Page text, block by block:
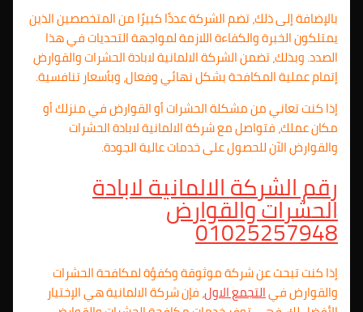
بالإضافة إلى ذلك، تضم الشركة عددًا كبيرًا من المتخصصين الذين
يمتلكون الخبرة والكفاءة اللازمة لمواجهة التحديات في هذا
الصدد. وبذلك، تضمن الشركة الالمانية لابادة الحشرات والقوارض
إتمام عملية المكافحة بشكل نهائي وفعال، وبأسعار تنافسية.
إذا كنت تعاني من مشكلة الحشرات أو القوارض في منزلك أو
مكان عملك، فتواصل مع شركة الالمانية لابادة الحشرات
والقوارض الآن للحصول على خدمات عالية الجودة.
رقم الشركة الالمانية لابادة
الحشرات والقوارض
01025257948
إذا كنت تبحث عن شركة موثوقة وكفؤة لمكافحة الحشرات
والقوارض فيالتجمع الاول، فإن شركة الالمانية هي الإختيار